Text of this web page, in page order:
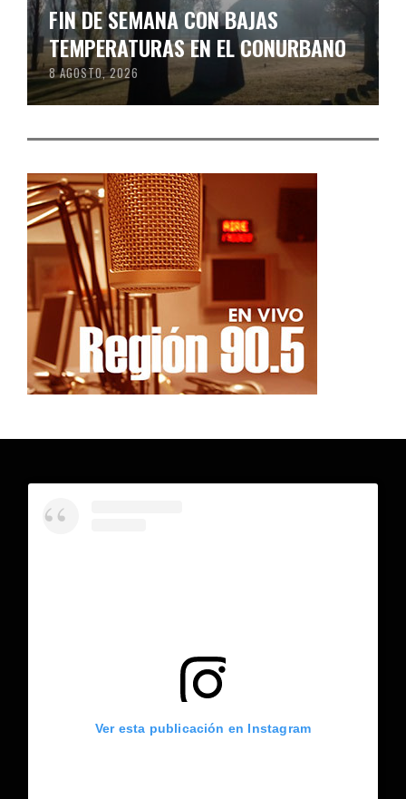
FIN DE SEMANA CON BAJAS
TEMPERATURAS EN EL CONURBANO
8 AGOSTO, 2026
Ver esta publicación en Instagram